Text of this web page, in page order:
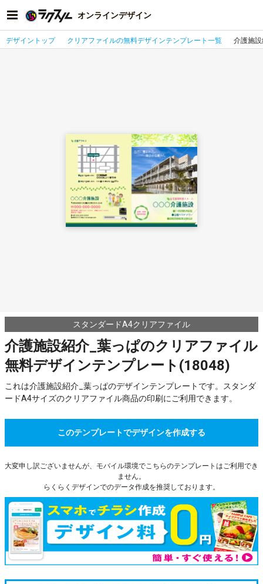
オンラインデザイン
デザイントップ クリアファイルの無料デザインテンプレート一覧 介護施
スタンダードA4クリアファイル
介護施設紹介_葉っぱのクリアファイル
無料デザインテンプレート(18048)
これは介護施設紹介_葉っぱのデザインテンプレートです。スタンダ
ードA4サイズのクリアファイル商品の印刷にご利用できます。
このテンプレートでデザインを作成する
大変申し訳ございませんが、モバイル環境でこちらのテンプレートはご利用でき
ません。
らくらくデザインでのデータ作成を推奨しております。